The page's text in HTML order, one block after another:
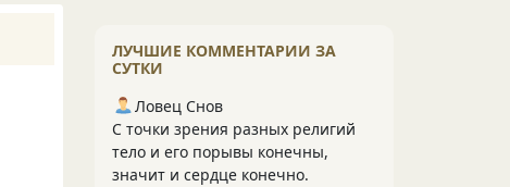
ЛУЧШИЕ КОММЕНТАРИИ ЗА
СУТКИ
Ловец Снов
С точки зрения разных религий
тело и его порывы конечны,
значит и сердце конечно.